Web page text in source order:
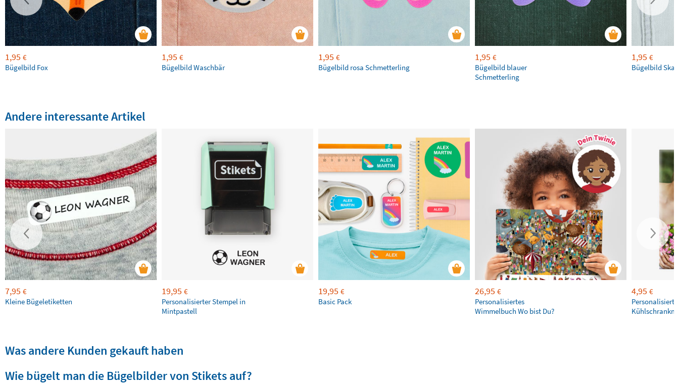
1,95 €
Bügelbild Fox
1,95 €
Bügelbild Waschbär
1,95 €
Bügelbild rosa Schmetterling
1,95 €
Bügelbild blauer
Schmetterling
1,95 €
Bügelbild
Andere interessante Artikel
7,95 €
Kleine Bügeletiketten
19,95 €
Personalisierter Stempel in
Mintpastell
19,95 €
Basic Pack
26,95 €
Personalisiertes
Wimmelbuch Wo bist Du?
4,95 €
Was andere Kunden gekauft haben
Wie bügelt man die Bügelbilder von Stikets auf?